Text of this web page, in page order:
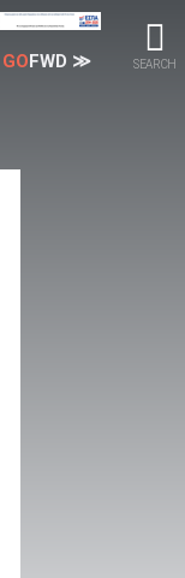
SEARCH
GOFWD ≫